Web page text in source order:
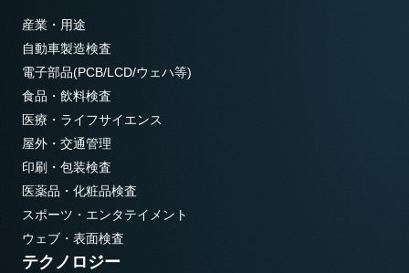
産業・用途
自動車製造検査
電子部品(PCB/LCD/ウェハ等)
食品・飲料検査
医療・ライフサイエンス
屋外・交通管理
印刷・包装検査
医薬品・化粧品検査
スポーツ・エンタテイメント
ウェブ・表面検査
テクノロジー